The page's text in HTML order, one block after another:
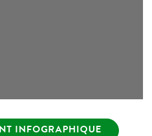
INFOGRAPHIQUE